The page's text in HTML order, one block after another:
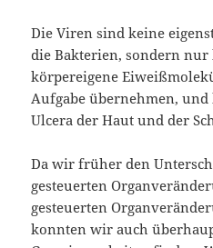
Die Viren sind keine
die Bakterien, sondern
körpereigene
Aufgabe übernehmen,
Ulcera der Haut und der
Da wir früher den
gesteuerten
gesteuerten
konnten wir auch